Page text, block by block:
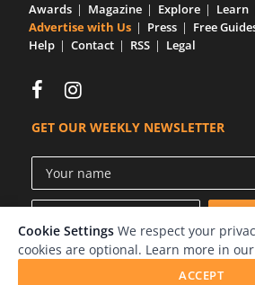
Awards Magazine Explore
Learn
Advertise with Us
Press Free
Help
Contact RSS Legal
GET OUR WEEKLY NEWSLETTER
Cookie Settings We respect your
cookies are optional. Learn more in our
ACCEPT